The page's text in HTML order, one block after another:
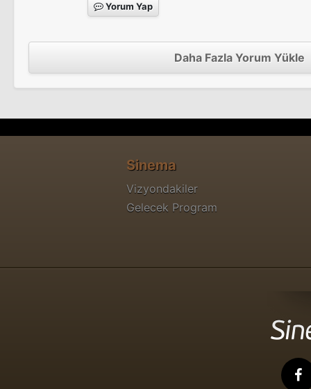
Yorum Yap
Daha Fazla Yorum Yükle
Sinema
Vizyondakiler
Gelecek Program